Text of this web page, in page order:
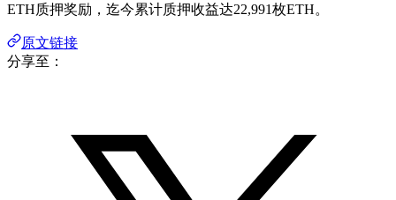
ETH质押奖励，迄今累计质押收益达22,991枚ETH。
原文链接
分享至：